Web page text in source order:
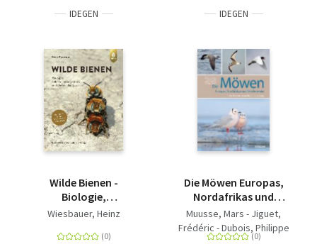
IDEGEN
Wilde Bienen -
Biologie,
Lebensraumdynamik
Artenporträts von
Wiesbauer, Heinz
IDEGEN
Die Möwen Europas,
Nordafrikas und
Vorderasiens - Der
Bestimmungsführer
Muusse, Mars - Jiguet,
Frédéric - Dubois, Philippe
J. - Adriaens, Peter